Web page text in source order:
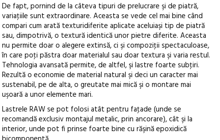
De fapt, pornind de la câteva tipuri de prelucrare şi de piatră,
variaţiile sunt extraordinare. Aceasta se vede cel mai bine când
compari cum arată texturidiferite aplicate aceluiaşi tip de piatră
sau, dimpotrivă, o textură identică unor pietre diferite. Aceasta
nu permite doar o alegere extinsă, ci şi compoziţii spectaculoase,
în care poţi păstra doar materialul sau doar textura şi varia restul.
Tehnologia avansată permite, de altfel, şi lastre foarte subţiri.
Rezultă o economie de material natural şi deci un caracter mai
sustenabil, pe de alta, o greutate mai mică şi o montare mai
uşoară a unor elemente mari.
Lastrele RAW se pot folosi atât pentru faţade (unde se
recomandă exclusiv montajul metalic, prin ancorare), cât şi la
interior, unde pot fi prinse foarte bine cu răşină epoxidică